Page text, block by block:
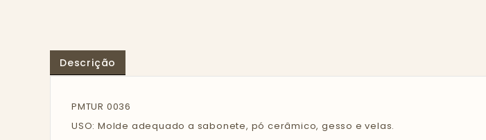
Descrição
PMTUR 0036
USO: Molde adequado a sabonete, pó cerâmico, gesso e velas.